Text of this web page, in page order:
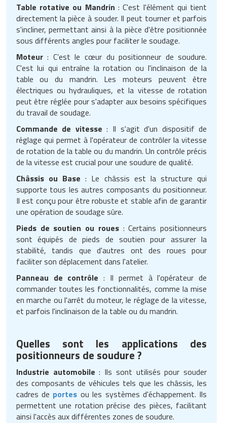
Table rotative ou Mandrin : C'est l'élément qui tient
directement la pièce à souder. Il peut tourner et parfois
s'incliner, permettant ainsi à la pièce d'être positionnée
sous différents angles pour faciliter le soudage.
Moteur: C’est le cœur du positionneur de soudure.
C'est lui qui entraîne la rotation ou l'inclinaison de la
table ou du mandrin. Les moteurs peuvent être
électriques ou hydrauliques, et la vitesse de rotation
peut être réglée pour s'adapter aux besoins spécifiques
du travail de soudage.
Commande de vitesse : Il s'agit d'un dispositif de
réglage qui permet à l'opérateur de contrôler la vitesse
de rotation de la table ou du mandrin. Un contrôle précis
de la vitesse est crucial pour une soudure de qualité.
Châssis ou Base : Le châssis est la structure qui
supporte tous les autres composants du positionneur.
Il est conçu pour être robuste et stable afin de garantir
une opération de soudage sûre.
Pieds de soutien ou roues: Certains positionneurs
sont équipés de pieds de soutien pour assurer la
stabilité, tandis que d'autres ont des roues pour
faciliter son déplacement dans l'atelier.
Panneau de contrôle : Il permet à l'opérateur de
commander toutes les fonctionnalités, comme la mise
en marche ou l'arrêt du moteur, le réglage de la vitesse,
et parfois l'inclinaison de la table ou du mandrin.
Quelles sont les applications des
positionneurs de soudure ?
Industrie automobile : Ils sont utilisés pour souder
des composants de véhicules tels que les châssis, les
cadres de portes ou les systèmes d'échappement. Ils
permettent une rotation précise des pièces, facilitant
ainsi l'accès aux différentes zones de soudure.